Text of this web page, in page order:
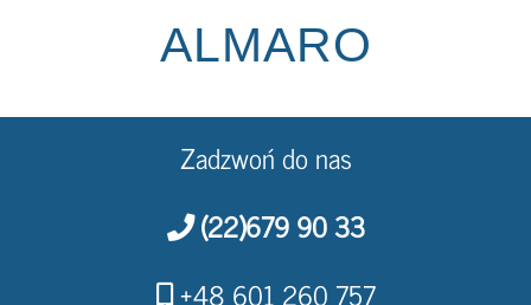
ALMARO
Zadzwoń do nas
(22)679 90 33
+48 601 260 757